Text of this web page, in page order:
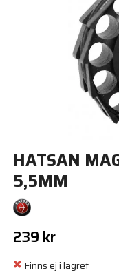
HATSAN
5,5MM
239 kr
Finns ej i lagret